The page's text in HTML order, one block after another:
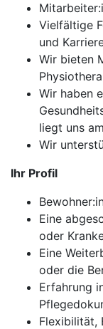
Vielfältige
und
Wir bieten
Wir haben
liegt uns
Wir
Ihr Profil
Eine
oder
Eine
oder die
Erfahrung
Flexibilität,